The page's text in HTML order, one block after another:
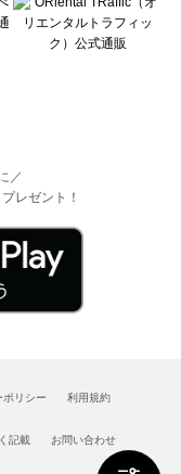
／
レゼント！
ポリシー 利用規約
記載 お問い合わせ